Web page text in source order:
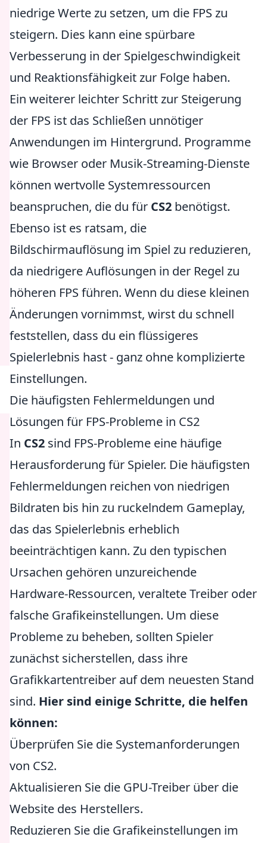
niedrige Werte zu setzen, um die FPS zu
steigern. Dies kann eine spürbare
Verbesserung in der Spielgeschwindigkeit
und Reaktionsfähigkeit zur Folge haben.
Ein weiterer leichter Schritt zur Steigerung
der FPS ist das Schließen unnötiger
Anwendungen im Hintergrund. Programme
wie Browser oder Musik-Streaming-Dienste
können wertvolle Systemressourcen
beanspruchen, die du für CS2 benötigst.
Ebenso ist es ratsam, die
Bildschirmauflösung im Spiel zu reduzieren,
da niedrigere Auflösungen in der Regel zu
höheren FPS führen. Wenn du diese kleinen
Änderungen vornimmst, wirst du schnell
feststellen, dass du ein flüssigeres
Spielerlebnis hast - ganz ohne komplizierte
Einstellungen.
Die häufigsten Fehlermeldungen und
Lösungen für FPS-Probleme in CS2
In CS2 sind FPS-Probleme eine häufige
Herausforderung für Spieler. Die häufigsten
Fehlermeldungen reichen von niedrigen
Bildraten bis hin zu ruckelndem Gameplay,
das das Spielerlebnis erheblich
beeinträchtigen kann. Zu den typischen
Ursachen gehören unzureichende
Hardware-Ressourcen, veraltete Treiber oder
falsche Grafikeinstellungen. Um diese
Probleme zu beheben, sollten Spieler
zunächst sicherstellen, dass ihre
Grafikkartentreiber auf dem neuesten Stand
sind. Hier sind einige Schritte, die helfen
können:
Überprüfen Sie die Systemanforderungen
von CS2.
Aktualisieren Sie die GPU-Treiber über die
Website des Herstellers.
Reduzieren Sie die Grafikeinstellungen im